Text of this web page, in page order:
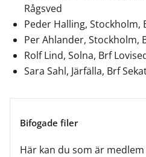
Bifogade filer
Här kan du som är
Rågsved
Peder Halling, Stockholm,
Per Ahlander, Stockholm,
Rolf Lind, Solna, Brf
Sara Sahl, Järfälla, Brf